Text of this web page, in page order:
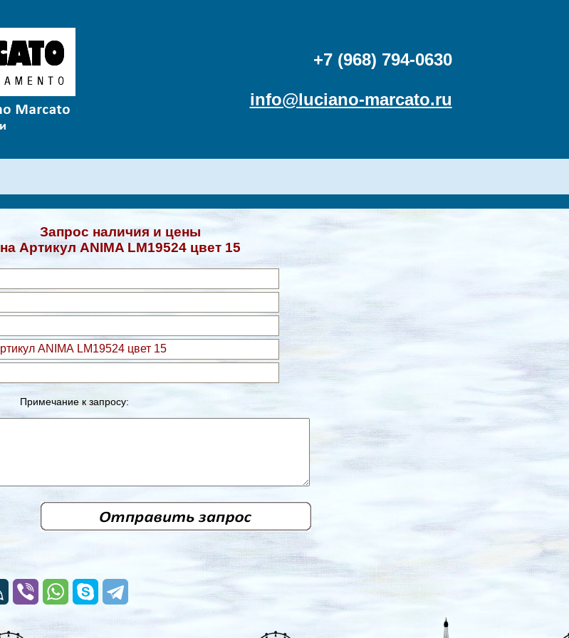
+7 (968) 794-0630
info@luciano-marcato.ru
Запрос наличия и цены
на Артикул ANIMA LM19524 цвет 15
Примечание к запросу: